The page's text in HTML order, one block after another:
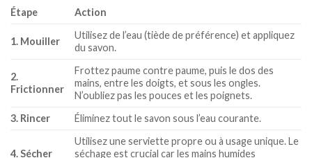
Étape Action
1. Mouiller
Utilisez de l’eau (tiède de préférence) et appliquez
du savon.
2.
Frictionner
Frottez paume contre paume, puis le dos des
mains, entre les doigts, et sous les ongles.
N’oubliez pas les pouces et les poignets.
3. Rincer
Éliminez tout le savon sous l’eau courante.
4. Sécher
Utilisez une serviette propre ou à usage unique. Le
séchage est crucial car les mains humides